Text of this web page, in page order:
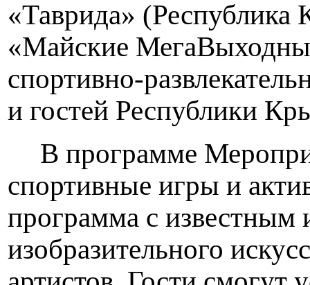
«Таврида»
«Майские
спортивно-
и гостей Республики
В программе
спортивные игры и
программа с известным
изобразительного